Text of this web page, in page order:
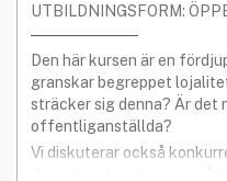
UTBILDNINGSFORM:
Den här kursen är en
granskar begreppet
sträcker sig denna? Är det
offentliganställda?
Vi diskuterar också